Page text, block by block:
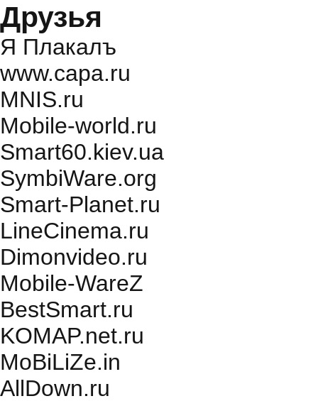
Друзья
Я Плакалъ
www.capa.ru
MNIS.ru
Mobile-world.ru
Smart60.kiev.ua
SymbiWare.org
Smart-Planet.ru
LineCinema.ru
Dimonvideo.ru
Mobile-WareZ
BestSmart.ru
KOMAP.net.ru
MoBiLiZe.in
AllDown.ru